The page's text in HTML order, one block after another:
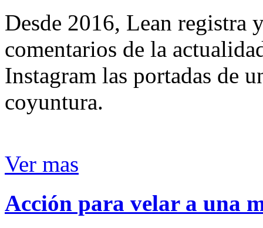
Desde 2016, Lean registra
comentarios de la
Instagram las portadas de
coyuntura.
Ver mas
Acción para velar a una